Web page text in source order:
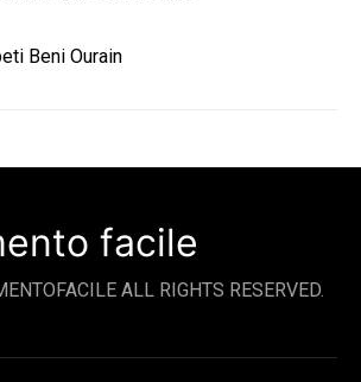
Beni Ourain
facile
ALL RIGHTS RESERVED.